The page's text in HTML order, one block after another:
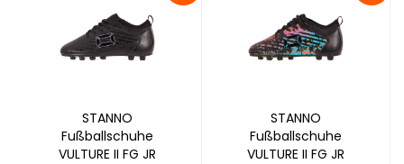
STANNO
Fußballschuhe
VULTURE II FG JR
STANNO
Fußballschuhe
VULTURE II FG JR